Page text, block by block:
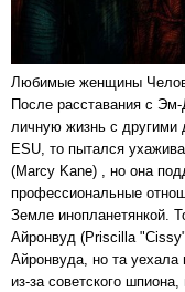
Любимые женщины
После расставания с
личную жизнь с другими
ESU, то пытался
(Marcy Kane) , но она
профессиональные
Земле инопланетянкой.
Айронвуд (Priscilla
Айронвуда, но та уехала
из-за советского